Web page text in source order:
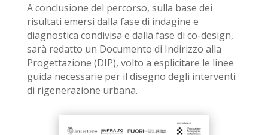
A conclusione del percorso, sulla base dei
risultati emersi dalla fase di indagine e
diagnostica condivisa e dalla fase di co-design,
sarà redatto un Documento di Indirizzo alla
Progettazione (DIP), volto a esplicitare le linee
guida necessarie per il disegno degli interventi
di rigenerazione urbana.